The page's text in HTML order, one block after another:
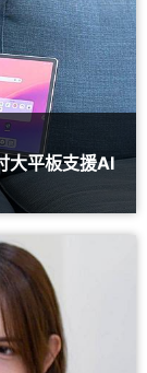
大平板支援AI